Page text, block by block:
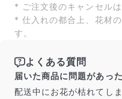
* ご注文後のキャンセルは
* 仕入れの都合上、花材
す。
よくある質問
届いた商品に問題があっ
配送中にお花が枯れてし